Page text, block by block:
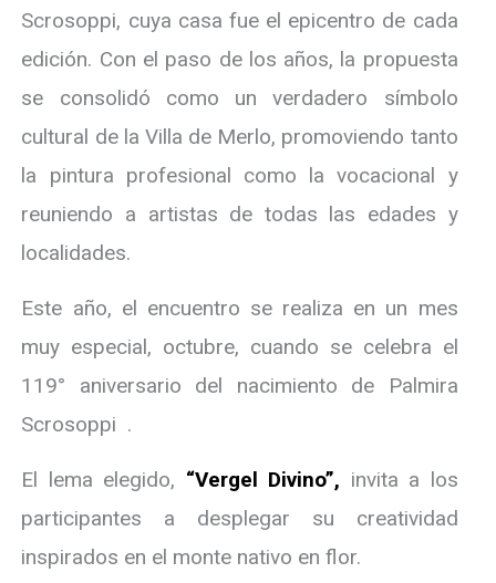
Scrosoppi, cuya casa fue el epicentro de cada
edición. Con el paso de los años, la propuesta
se consolidó como un verdadero símbolo
cultural de la Villa de Merlo, promoviendo tanto
la pintura profesional como la vocacional y
reuniendo a artistas de todas las edades y
localidades.
Este año, el encuentro se realiza en un mes
muy especial, octubre, cuando se celebra el
119° aniversario del nacimiento de Palmira
Scrosoppi .
El lema elegido, “Vergel Divino”, invita a los
participantes a desplegar su creatividad
inspirados en el monte nativo en flor.